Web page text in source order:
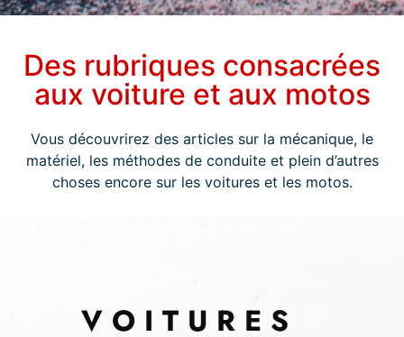
Des rubriques consacrées
aux voiture et aux motos
Vous découvrirez des articles sur la mécanique, le
matériel, les méthodes de conduite et plein d’autres
choses encore sur les voitures et les motos.
VOITURES